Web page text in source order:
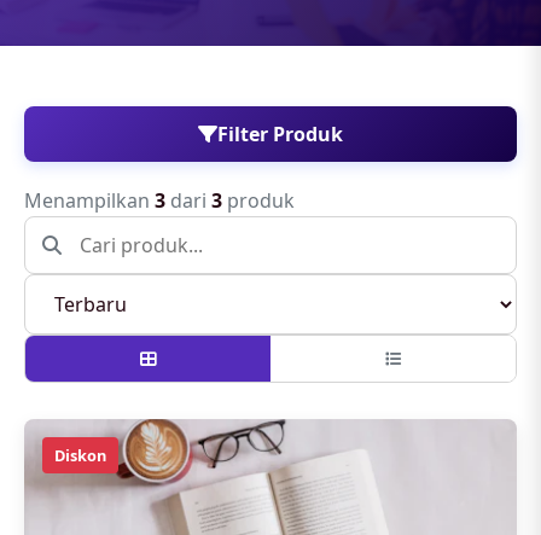
Filter Produk
Menampilkan 3 dari 3 produk
Diskon